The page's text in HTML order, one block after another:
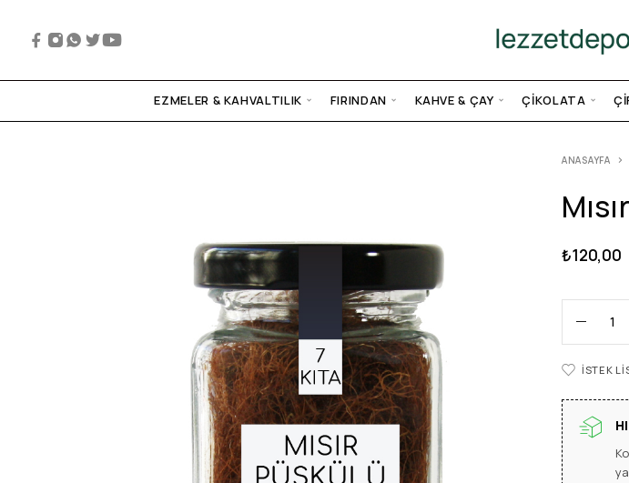
EZMELER & KAHVALTILIK FIRINDAN KAHVE & ÇAY ÇIKOLATA
ANASAYFA
₺120,00
İSTEK